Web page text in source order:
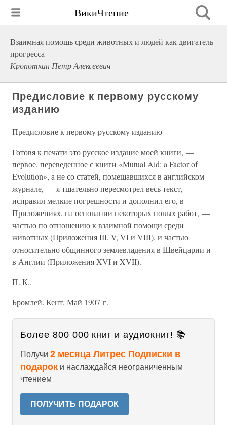
ВикиЧтение
Взаимная помощь среди животных и людей как двигатель
прогресса
Кропоткин Петр Алексеевич
Предисловие к первому русскому
изданию
Предисловие к первому русскому изданию
Готовя к печати это русское издание моей книги, —
первое, переведенное с книги «Mutual Aid: a Factor of
Evolution», а не со статей, помещавшихся в английском
журнале, — я тщательно пересмотрел весь текст,
исправил мелкие погрешности и дополнил его, в
Приложениях, на основании некоторых новых работ, —
частью по отношению к взаимной помощи среди
животных (Приложения III, V, VI и VIII), и частью
относительно общинного землевладения в Швейцарии и
в Англии (Приложения XVI и XVII).
П. К.,
Бромлей. Кент. Май 1907 г.
Более 800 000 книг и аудиокниг! 📚
Получи 2 месяца Литрес Подписки в
подарок и наслаждайся неограниченным
чтением
ПОЛУЧИТЬ ПОДАРОК